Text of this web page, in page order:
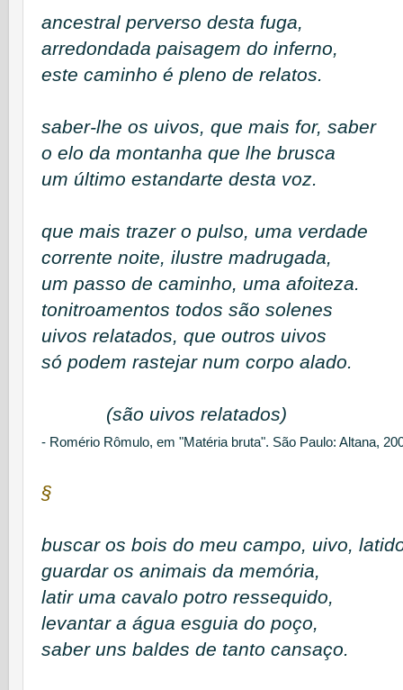
ancestral perverso desta fuga,
arredondada paisagem do inferno,
este caminho é pleno de relatos.
saber-lhe os uivos, que mais for, saber
o elo da montanha que lhe brusca
um último estandarte desta voz.
que mais trazer o pulso, uma verdade
corrente noite, ilustre madrugada,
um passo de caminho, uma afoiteza.
tonitroamentos todos são solenes
uivos relatados, que outros uivos
só podem rastejar num corpo alado.
(são uivos relatados)
- Romério Rômulo, em "Matéria bruta". São Paulo: Altana,
§
buscar os bois do meu campo, uivo,
guardar os animais da memória,
latir uma cavalo potro ressequido,
levantar a água esguia do poço,
saber uns baldes de tanto cansaço.